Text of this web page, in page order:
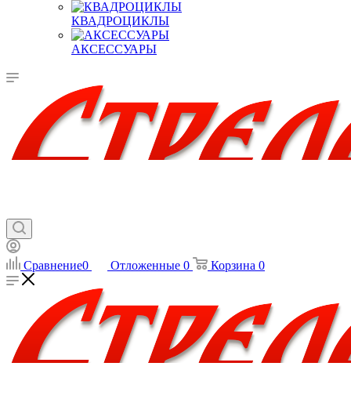
КВАДРОЦИКЛЫ
АКСЕССУАРЫ
Сравнение0 Отложенные 0 Корзина 0